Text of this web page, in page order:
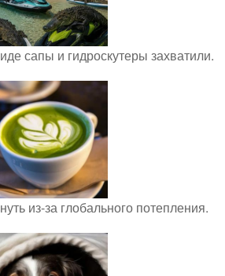
сапы и гидроскутеры захватили.
из-за глобального потепления.